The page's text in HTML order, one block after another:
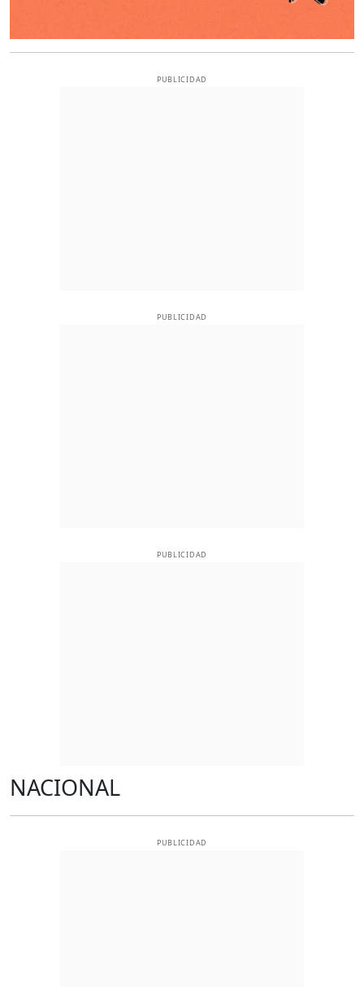
PUBLICIDAD
PUBLICIDAD
PUBLICIDAD
NACIONAL
PUBLICIDAD